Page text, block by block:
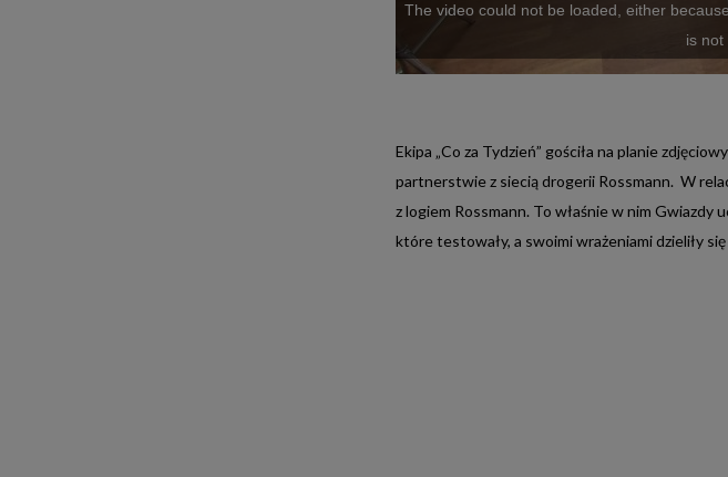
The video could not be loaded, either
is not
Ekipa „Co za Tydzień” gościła na planie
partnerstwie z siecią drogerii Rossmann. W
z logiem Rossmann. To właśnie w nim
które testowały, a swoimi wrażeniami dzieliły się